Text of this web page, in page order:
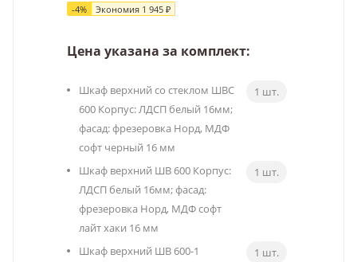
-4% Экономия 1 945 ₽
Цена указана за комплект:
Шкаф верхний со стеклом ШВС
600 Корпус: ЛДСП белый 16мм;
фасад: фрезеровка Норд, МДФ
софт черный 16 мм
1 шт.
Шкаф верхний ШВ 600 Корпус:
ЛДСП белый 16мм; фасад:
фрезеровка Норд, МДФ софт
лайт хаки 16 мм
1 шт.
Шкаф верхний ШВ 600-1
1 шт.